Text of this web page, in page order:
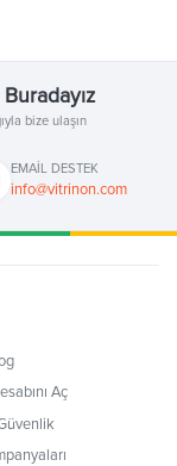
bize ulaşın
EMAIL DESTEK
info@vitrinon.com
Aç